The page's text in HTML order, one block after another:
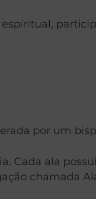
por um
Cada ala
chamada